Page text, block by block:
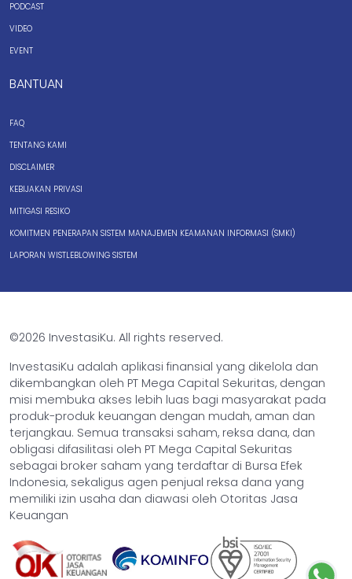
PODCAST
VIDEO
EVENT
BANTUAN
FAQ
TENTANG KAMI
DISCLAIMER
KEBIJAKAN PRIVASI
MITIGASI RESIKO
KOMITMEN PENERAPAN SISTEM MANAJEMEN KEAMANAN INFORMASI (SMKI)
LAPORAN WISTLEBLOWING SISTEM
©2026 InvestasiKu. All rights reserved.
InvestasiKu adalah aplikasi finansial yang dikelola dan
dikembangkan oleh PT Mega Capital Sekuritas, dengan
misi membuka akses lebih luas bagi masyarakat pada
produk-produk keuangan dengan mudah, aman dan
terjangkau. Semua transaksi saham, reksa dana, dan
obligasi difasilitasi oleh PT Mega Capital Sekuritas
sebagai broker saham yang terdaftar di Bursa Efek
Indonesia, sekaligus agen penjual reksa dana yang
memiliki izin usaha dan diawasi oleh Otoritas Jasa
Keuangan